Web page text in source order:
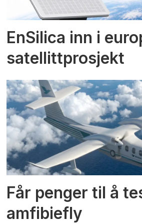
EnSilica inn i
satellittprosjekt
Får penger til å
amfibiefly